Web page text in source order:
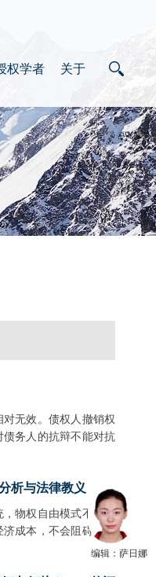
权学者 关于
无效。债权人撤销权
务人的抗辩不能对抗
析与法律教义
物权自由模式不会比
成本，不会阻碍财产
编辑：萨日娜